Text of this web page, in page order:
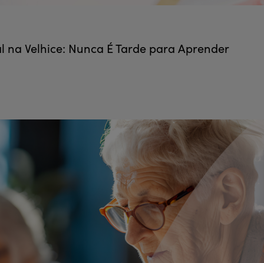
na Velhice: Nunca É Tarde para Aprender